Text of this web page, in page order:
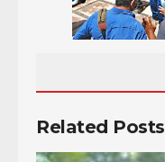
Related Posts